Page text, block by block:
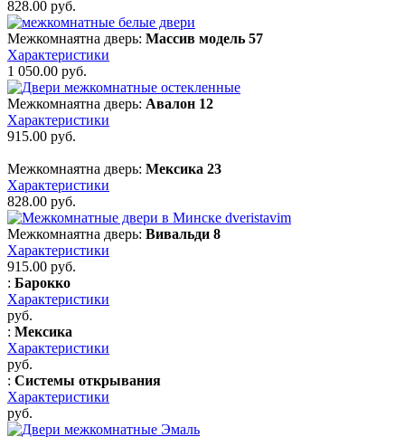
828.00 руб.
Межкомнаятна дверь: Массив модель 57
Характеристики
1 050.00 руб.
Межкомнаятна дверь: Авалон 12
Характеристики
915.00 руб.
Межкомнаятна дверь: Мексика 23
Характеристики
828.00 руб.
Межкомнаятна дверь: Вивальди 8
Характеристики
915.00 руб.
: Барокко
Характеристики
руб.
: Мексика
Характеристики
руб.
: Системы открывания
Характеристики
руб.